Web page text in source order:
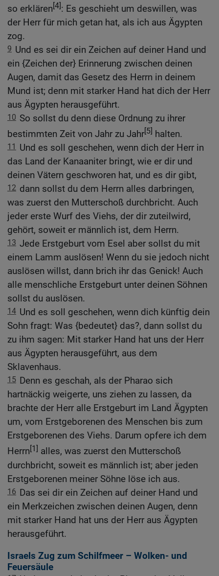
so erklären[4]: Es geschieht um deswillen, was
der Herr für mich getan hat, als ich aus Ägypten
zog.
9 Und es sei dir ein Zeichen auf deiner Hand und
ein {Zeichen der} Erinnerung zwischen deinen
Augen, damit das Gesetz des Herrn in deinem
Mund ist; denn mit starker Hand hat dich der Herr
aus Ägypten herausgeführt.
10 So sollst du denn diese Ordnung zu ihrer
bestimmten Zeit von Jahr zu Jahr[5] halten.
11
Und es soll geschehen, wenn dich der Herr in
das Land der Kanaaniter bringt, wie er dir und
deinen Vätern geschworen hat, und es dir gibt,
12 dann sollst du dem Herrn alles darbringen,
was zuerst den Mutterschoß durchbricht. Auch
jeder erste Wurf des Viehs, der dir zuteilwird,
gehört, soweit er männlich ist, dem Herrn.
13 Jede Erstgeburt vom Esel aber sollst du mit
einem Lamm auslösen! Wenn du sie jedoch nicht
auslösen willst, dann brich ihr das Genick! Auch
alle menschliche Erstgeburt unter deinen Söhnen
sollst du auslösen.
14 Und es soll geschehen, wenn dich künftig dein
Sohn fragt: Was {bedeutet} das?, dann sollst du
zu ihm sagen: Mit starker Hand hat uns der Herr
aus Ägypten herausgeführt, aus dem
Sklavenhaus.
15 Denn es geschah, als der Pharao sich
hartnäckig weigerte, uns ziehen zu lassen, da
brachte der Herr alle Erstgeburt im Land Ägypten
um, vom Erstgeborenen des Menschen bis zum
Erstgeborenen des Viehs. Darum opfere ich dem
Herrn[1] alles, was zuerst den Mutterschoß
durchbricht, soweit es männlich ist; aber jeden
Erstgeborenen meiner Söhne löse ich aus.
16 Das sei dir ein Zeichen auf deiner Hand und
ein Merkzeichen zwischen deinen Augen, denn
mit starker Hand hat uns der Herr aus Ägypten
herausgeführt.
Israels Zug zum Schilfmeer – Wolken- und
Feuersäule